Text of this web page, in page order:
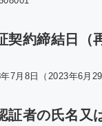
契約締結日（
7月8日（2023年6月29
証者の氏名又